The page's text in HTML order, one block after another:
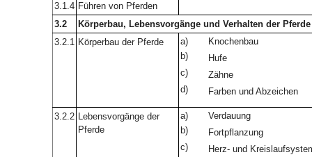
3.1.4 Führen von Pferden
3.2
Körperbau, Lebensvorgänge und Verhalten der Pferde
3.2.1 Körperbau der Pferde a)
Knochenbau
b)
Hufe
c)
Zähne
d)
Farben und Abzeichen
3.2.2 Lebensvorgänge der
Pferde
a)
Verdauung
b)
Fortpflanzung
c)
Herz- und